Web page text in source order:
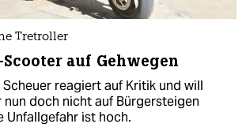
Tretroller
Scooter auf Gehwegen
reagiert auf Kritik und will
doch nicht auf Bürgersteigen
Unfallgefahr ist hoch.